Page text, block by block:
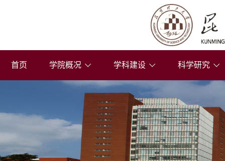
首页 学院概况 学科建设 科学研究